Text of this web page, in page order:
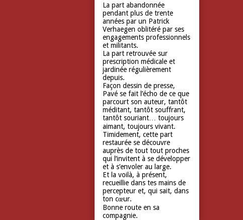
La part abandonnée
pendant plus de trente
années par un Patrick
Verhaegen oblitéré par ses
engagements professionnels
et militants.
La part retrouvée sur
prescription médicale et
jardinée régulièrement
depuis.
Façon dessin de presse,
Pavé se fait l’écho de ce que
parcourt son auteur, tantôt
méditant, tantôt souffrant,
tantôt souriant… toujours
aimant, toujours vivant.
Timidement, cette part
restaurée se découvre
auprès de tout tout proches
qui l’invitent à se développer
et à s’envoler au large.
Et la voilà, à présent,
recueillie dans tes mains de
percepteur et, qui sait, dans
ton cœur.
Bonne route en sa
compagnie.